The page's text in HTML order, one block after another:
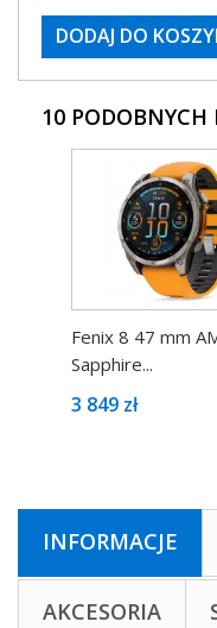
DODAJ DO
10 PODOBNYCH
Fenix 8 47 mm
Sapphire...
3 849 zł
INFORMACJE
AKCESORIA